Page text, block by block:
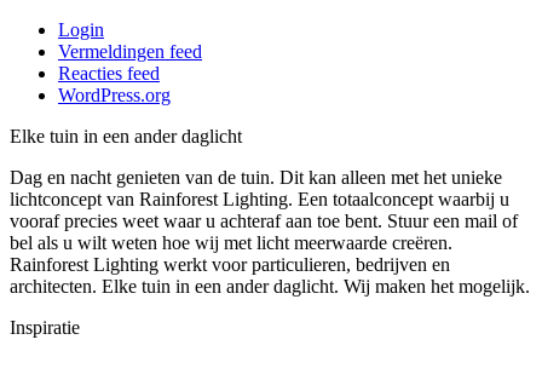
Login
Vermeldingen feed
Reacties feed
WordPress.org
Elke tuin in een ander daglicht
Dag en nacht genieten van de tuin. Dit kan alleen met het unieke
lichtconcept van Rainforest Lighting. Een totaalconcept waarbij u
vooraf precies weet waar u achteraf aan toe bent. Stuur een mail of
bel als u wilt weten hoe wij met licht meerwaarde creëren.
Rainforest Lighting werkt voor particulieren, bedrijven en
architecten. Elke tuin in een ander daglicht. Wij maken het mogelijk.
Inspiratie